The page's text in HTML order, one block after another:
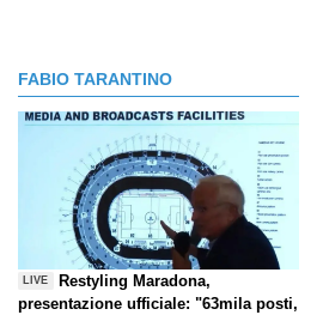
FABIO TARANTINO
LIVE
Restyling Maradona,
presentazione ufficiale: "63mila posti,